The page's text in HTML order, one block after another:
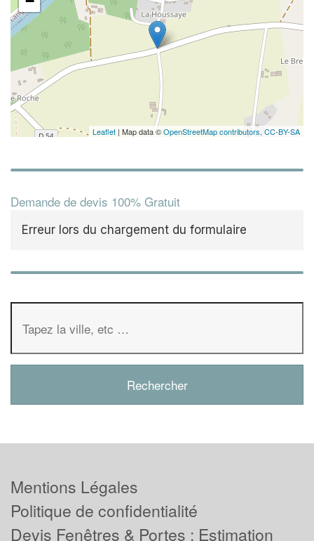
Leaflet | Map data ©OpenStreetMap contributors, CC-BY-SA
Demande de devis 100% Gratuit
Erreur lors du chargement du formulaire
Mentions Légales
Politique de confidentialité
Devis Fenêtres & Portes : Estimation